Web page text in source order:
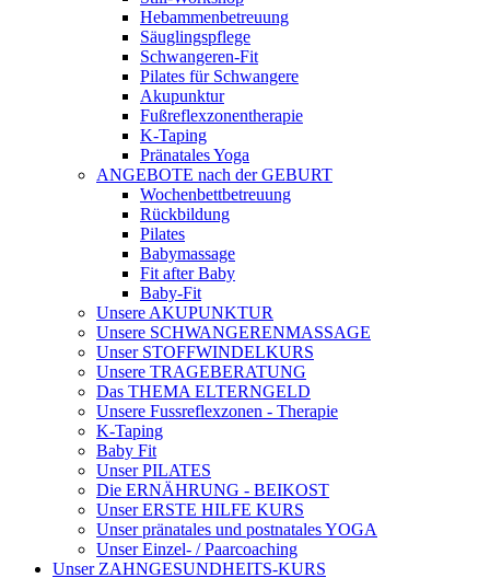
Hebammenbetreuung
Säuglingspflege
Schwangeren-Fit
Pilates für Schwangere
Akupunktur
Fußreflexzonentherapie
K-Taping
Pränatales Yoga
ANGEBOTE nach der GEBURT
Wochenbettbetreuung
Rückbildung
Pilates
Babymassage
Fit after Baby
Baby-Fit
Unsere AKUPUNKTUR
Unsere SCHWANGERENMASSAGE
Unser STOFFWINDELKURS
Unsere TRAGEBERATUNG
Das THEMA ELTERNGELD
Unsere Fussreflexzonen - Therapie
K-Taping
Baby Fit
Unser PILATES
Die ERNÄHRUNG - BEIKOST
Unser ERSTE HILFE KURS
Unser pränatales und postnatales YOGA
Unser Einzel- / Paarcoaching
Unser ZAHNGESUNDHEITS-KURS